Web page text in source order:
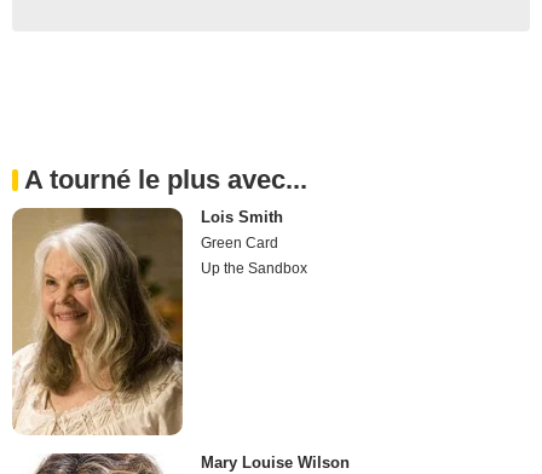
A tourné le plus avec...
Lois Smith
Green Card
Up the Sandbox
Mary Louise Wilson